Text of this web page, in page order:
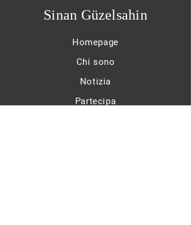
Sinan Güzelsahin
Homepage
Chi sono
Notizia
Partecipa